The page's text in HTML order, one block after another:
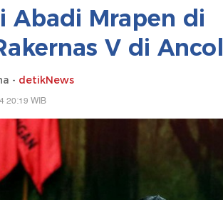
Abadi Mrapen di
V di Ancol
- detikNews
20:19 WIB